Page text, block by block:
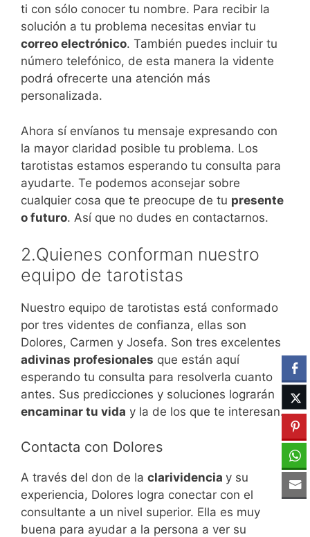
ti con sólo conocer tu nombre. Para recibir la
solución a tu problema necesitas enviar tu
correo electrónico. También puedes incluir tu
número telefónico, de esta manera la vidente
podrá ofrecerte una atención más
personalizada.
Ahora sí envíanos tu mensaje expresando con
la mayor claridad posible tu problema. Los
tarotistas estamos esperando tu consulta para
ayudarte. Te podemos aconsejar sobre
cualquier cosa que te preocupe de tu presente
o futuro. Así que no dudes en contactarnos.
2.Quienes conforman nuestro
equipo de tarotistas
Nuestro equipo de tarotistas está conformado
por tres videntes de confianza, ellas son
Dolores, Carmen y Josefa. Son tres excelentes
adivinas profesionales que están aquí
esperando tu consulta para resolverla cuanto
antes. Sus predicciones y soluciones lograrán
encaminar tu vida y la de los que te interesan.
Contacta con Dolores
A través del don de la clarividencia y su
experiencia, Dolores logra conectar con el
consultante a un nivel superior. Ella es muy
buena para ayudar a la persona a ver su